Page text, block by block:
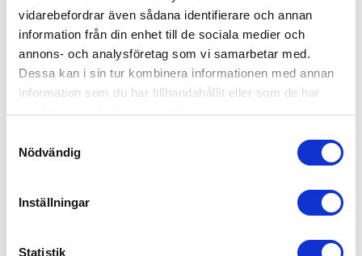
vidarebefordrar även sådana identifierare och annan
information från din enhet till de sociala medier och
annons- och analysföretag som vi samarbetar med.
Dessa kan i sin tur kombinera informationen med annan
information som du har tillhandahållit eller som de har
samlat in när du har använt deras tjänster.
Nödvändig
Inställningar
Statistik